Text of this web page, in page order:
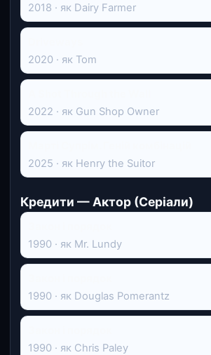
2018 · як Dairy Farmer
2020 · як Tom
2022 · як Gun Shop Owner
2025 · як Henry the Suitor
Кредити — Актор (Серіали)
1990 · як Mr. Lundy
1990 · як Douglas Pomerantz
1990 · як Chris Paley